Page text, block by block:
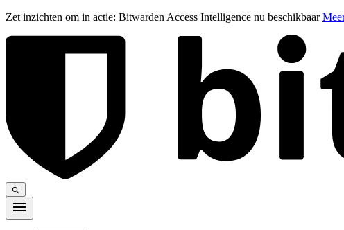
Zet inzichten om in actie: Bitwarden Access Intelligence nu beschikbaar